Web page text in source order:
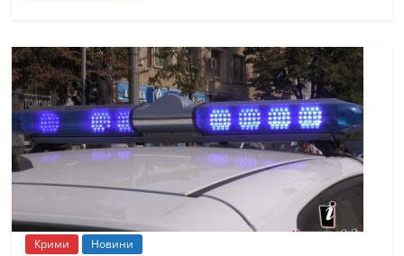
Крими Новини